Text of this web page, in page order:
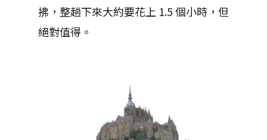
拂，整趟下來大約要花上 1.5 個小時，但
絕對值得。